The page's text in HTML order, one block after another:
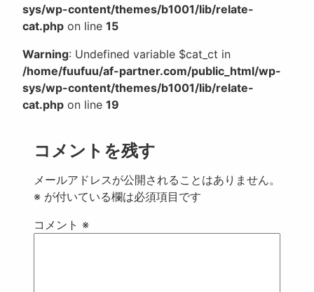
sys/wp-content/themes/b1001/lib/relate-
cat.php on line 15
Warning: Undefined variable $cat_ct in
/home/fuufuu/af-partner.com/public_html/wp-
sys/wp-content/themes/b1001/lib/relate-
cat.php on line 19
コメントを残す
メールアドレスが公開されることはありません。
※ が付いている欄は必須項目です
コメント ※